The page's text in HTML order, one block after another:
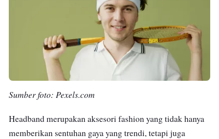
Sumber foto: Pexels.com
Headband merupakan aksesori fashion yang tidak hanya
memberikan sentuhan gaya yang trendi, tetapi juga